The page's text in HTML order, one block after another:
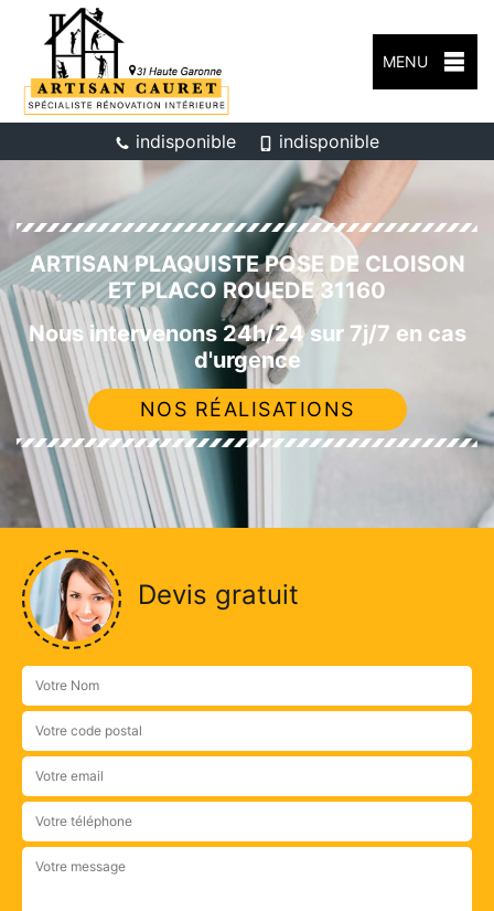
MENU
indisponible indisponible
ARTISAN PLAQUISTE POSE DE CLOISON
ET PLACO ROUEDE 31160
Nous intervenons 24h/24 sur 7j/7 en cas
d'urgence
NOS RÉALISATIONS
Devis gratuit